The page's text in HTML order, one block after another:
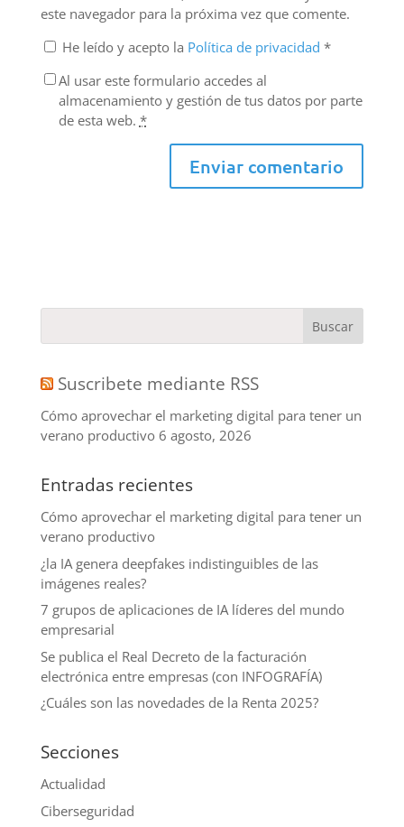
este navegador para la próxima vez que comente.
He leído y acepto la Política de privacidad *
Al usar este formulario accedes al
almacenamiento y gestión de tus datos por parte
de esta web. *
Suscribete mediante RSS
Cómo aprovechar el marketing digital para tener un
verano productivo 6 agosto, 2026
Entradas recientes
Cómo aprovechar el marketing digital para tener un
verano productivo
¿la IA genera deepfakes indistinguibles de las
imágenes reales?
7 grupos de aplicaciones de IA líderes del mundo
empresarial
Se publica el Real Decreto de la facturación
electrónica entre empresas (con INFOGRAFÍA)
¿Cuáles son las novedades de la Renta 2025?
Secciones
Actualidad
Ciberseguridad